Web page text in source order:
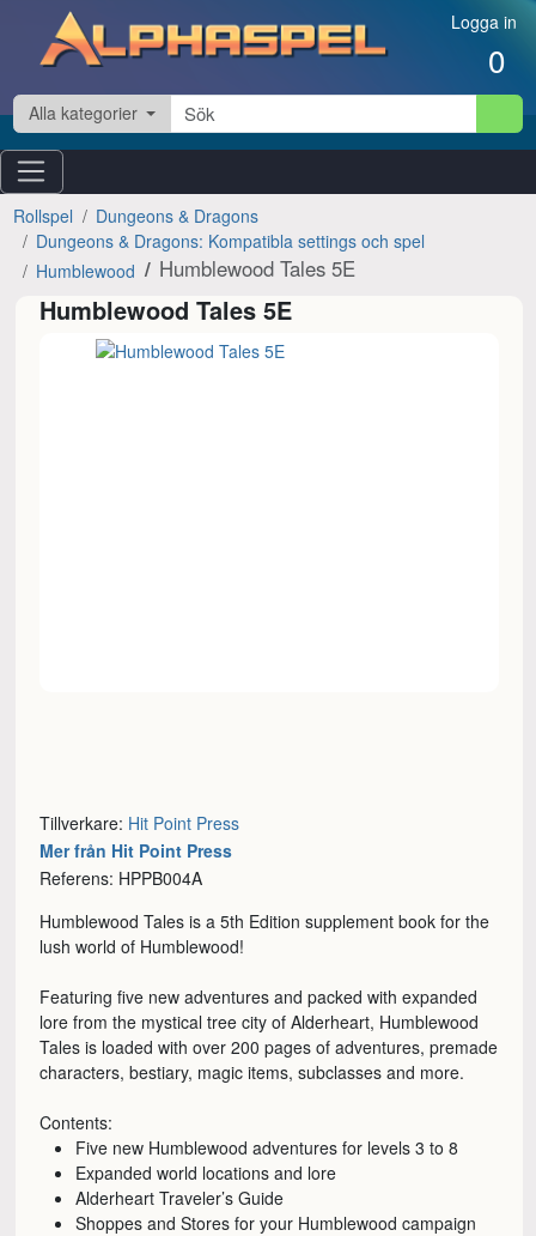
Hoppa till innehåll Logga in
0
Alla kategorier
Rollspel
Dungeons & Dragons
Dungeons & Dragons: Kompatibla settings och spel
Humblewood
Humblewood Tales 5E
Humblewood Tales 5E
Tillverkare: Hit Point Press
Mer från Hit Point Press
Referens: HPPB004A
Humblewood Tales is a 5th Edition supplement book for the
lush world of Humblewood!
Featuring five new adventures and packed with expanded
lore from the mystical tree city of Alderheart, Humblewood
Tales is loaded with over 200 pages of adventures, premade
characters, bestiary, magic items, subclasses and more.
Contents:
Five new Humblewood adventures for levels 3 to 8
Expanded world locations and lore
Alderheart Traveler’s Guide
Shoppes and Stores for your Humblewood campaign